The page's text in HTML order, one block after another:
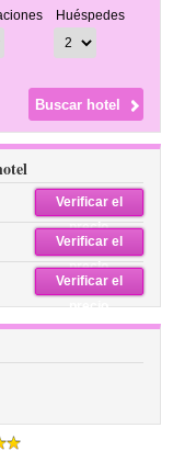
Huéspedes
Verificar el
precio
Verificar el
precio
Verificar el
precio